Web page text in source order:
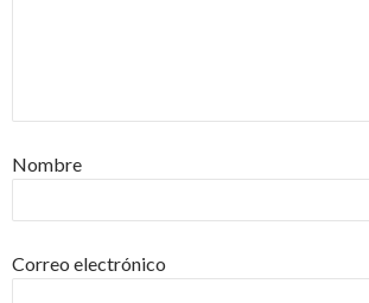
Nombre
Correo electrónico